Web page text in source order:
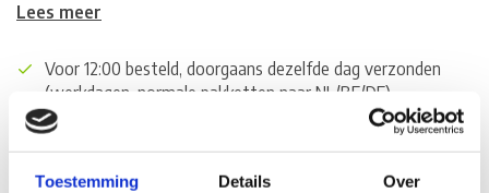
Toestemming Details Over
Lees meer
Voor 12:00 besteld, doorgaans dezelfde dag verzonden
(werkdagen, normale pakketten naar NL/BE/DE)
World wide shipping (normal size and weight packages)
Gratis verzending vanaf € 100,- naar NL en BE
*Zeer grote magazijnvoorraad direct beschikbaar voor